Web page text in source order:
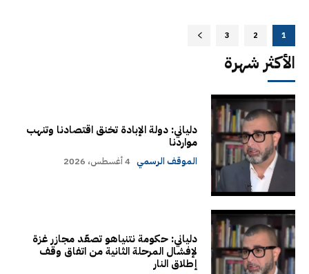
1
2
3
الأكثر شهرة
دلياني: دولة الإبادة تخنق اقتصادنا وتنهب
مواردنا
الموقف الرسمي 4 أغسطس، 2026
دلياني: حكومة نتنياهو تصعّد مجازر غزة
لإفشال المرحلة الثانية من اتفاق وقف
إطلاق النار